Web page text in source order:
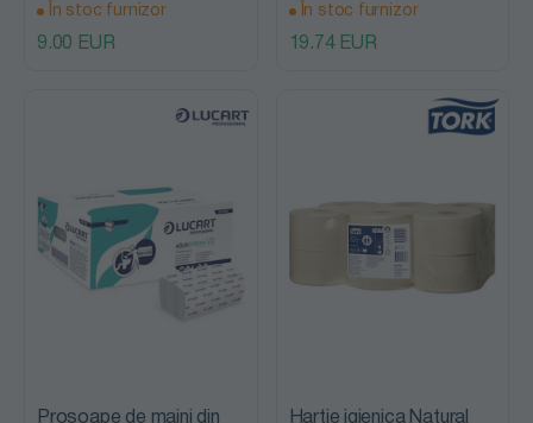
În stoc furnizor
9.00 EUR
În stoc furnizor
19.74 EUR
Prosoape de maini din
Hartie igienica Natural